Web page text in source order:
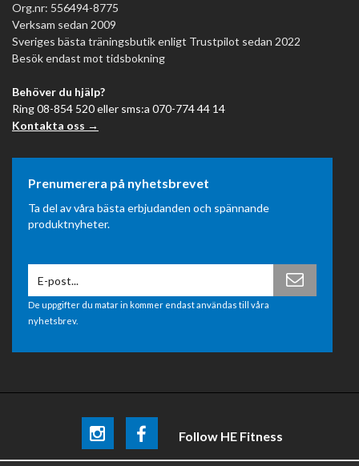
Org.nr: 556494-8775
Verksam sedan 2009
Sveriges bästa träningsbutik enligt Trustpilot sedan 2022
Besök endast mot tidsbokning
Behöver du hjälp?
Ring 08-854 520 eller sms:a 070-774 44 14
Kontakta oss →
Prenumerera på nyhetsbrevet
Ta del av våra bästa erbjudanden och spännande
produktnyheter.
De uppgifter du matar in kommer endast användas till våra
nyhetsbrev.
Follow HE Fitness